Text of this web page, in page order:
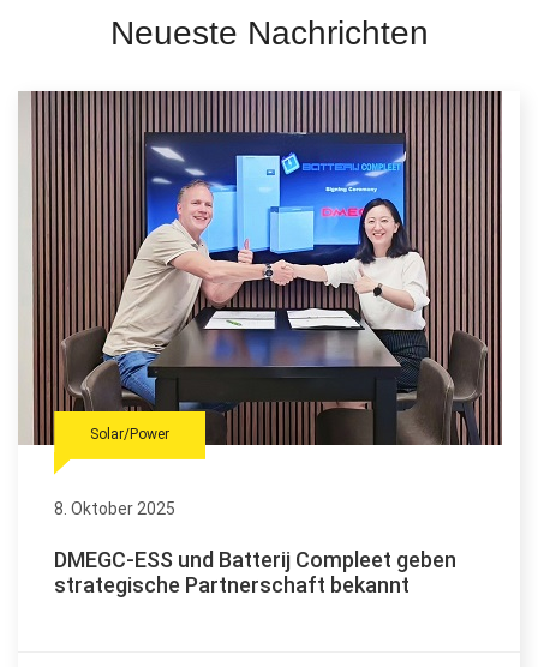
Neueste Nachrichten
Solar/Power
8. Oktober 2025
DMEGC-ESS und Batterij Compleet geben
strategische Partnerschaft bekannt